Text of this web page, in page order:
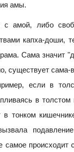
амы.
амой, либо
капха-доши,
Сама значит
существует сама-
если в
в толстом
в тонком
самое